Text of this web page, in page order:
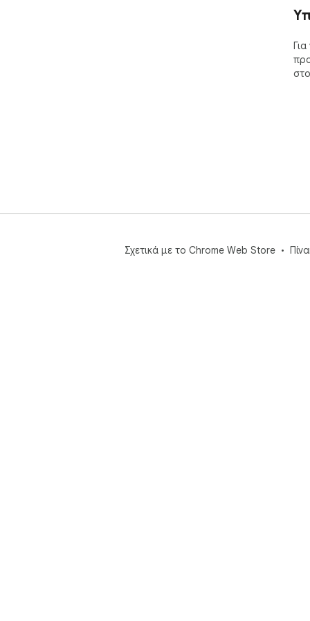
Σχετικά με το Chrome Web Store